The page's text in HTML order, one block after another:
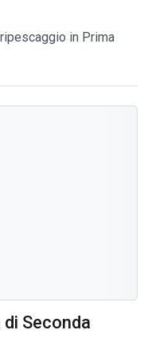
in Prima
Seconda